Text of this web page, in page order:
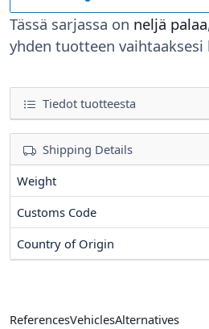
Tässä sarjassa on neljä palaa
yhden tuotteen
Tiedot tuotteesta
Shipping Details
Weight
Customs Code
Country of Origin
ReferencesVehiclesAlternatives